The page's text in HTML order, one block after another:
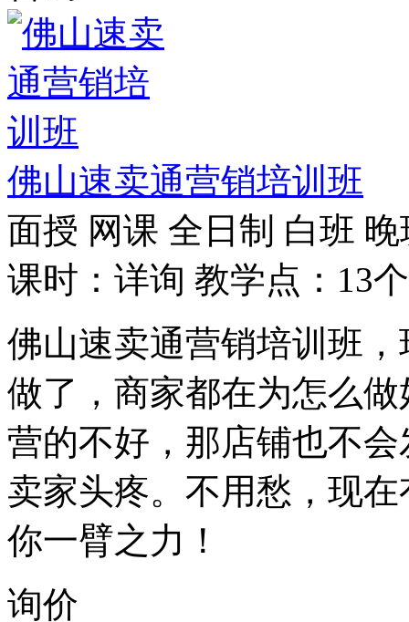
佛山速卖通营销培训班
面授 网课 全日制 白班 晚
课时：详询 教学点：13个
佛山速卖通营销培训班
做了，商家都在为怎么
营的不好，那店铺也不
卖家头疼。不用愁，现
你一臂之力！
询价